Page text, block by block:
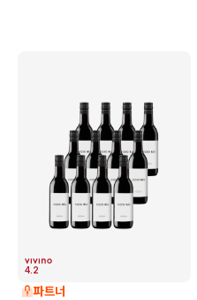
4.2
파트너